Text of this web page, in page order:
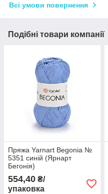
Всі умови повернення
Подібні товари компанії
Пряжа Yarnart Begonia №
5351 синій (Ярнарт
Бегонія)
554,40 ₴/
упаковка